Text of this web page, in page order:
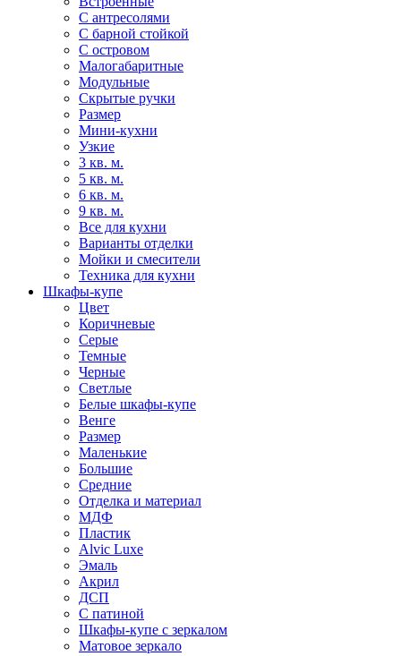
С антресолями
С барной стойкой
С островом
Малогабаритные
Модульные
Скрытые ручки
Размер
Мини-кухни
Узкие
3 кв. м.
5 кв. м.
6 кв. м.
9 кв. м.
Все для кухни
Варианты отделки
Мойки и смесители
Техника для кухни
Шкафы-купе
Цвет
Коричневые
Серые
Темные
Черные
Светлые
Белые шкафы-купе
Венге
Размер
Маленькие
Большие
Средние
Отделка и материал
МДФ
Пластик
Alvic Luxe
Эмаль
Акрил
ДСП
С патиной
Шкафы-купе с зеркалом
Матовое зеркало